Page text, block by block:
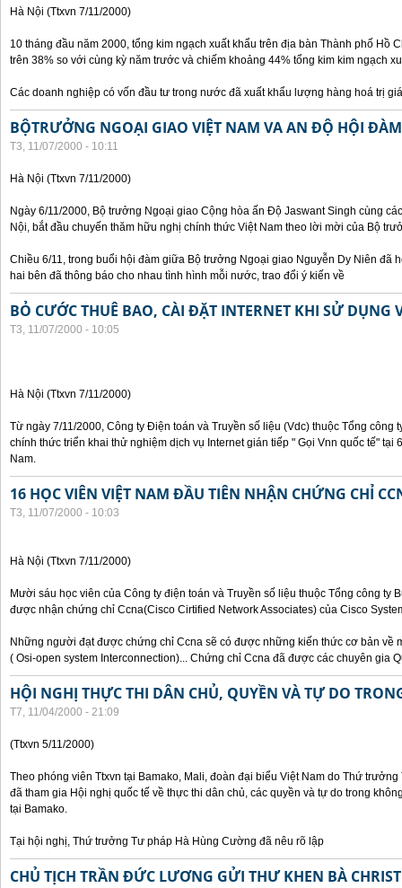
Hà Nội (Ttxvn 7/11/2000)
10 tháng đầu năm 2000, tổng kim ngạch xuất khẩu trên địa bàn Thành phố Hồ
trên 38% so với cùng kỳ năm trước và chiếm khoảng 44% tổng kim kim ngạch
Các doanh nghiệp có vốn đầu tư trong nước đã xuất khẩu lượng hàng hoá trị
BỘTRƯỞNG NGOẠI GIAO VIỆT NAM VA AN ĐỘ HỘI ĐÀM
T3, 11/07/2000 - 10:11
Hà Nội (Ttxvn 7/11/2000)
Ngày 6/11/2000, Bộ trưởng Ngoại giao Cộng hòa ấn Độ Jaswant Singh cùng
Nội, bắt đầu chuyến thăm hữu nghị chính thức Việt Nam theo lời mời của Bộ
Chiều 6/11, trong buổi hội đàm giữa Bộ trưởng Ngoại giao Nguyễn Dy Niên đã
hai bên đã thông báo cho nhau tình hình mỗi nước, trao đổi ý kiến về
BỎ CƯỚC THUÊ BAO, CÀI ĐẶT INTERNET KHI SỬ DỤNG
T3, 11/07/2000 - 10:05
Hà Nội (Ttxvn 7/11/2000)
Từ ngày 7/11/2000, Công ty Điện toán và Truyền số liệu (Vdc) thuộc Tổng công
chính thức triển khai thử nghiệm dịch vụ Internet gián tiếp " Gọi Vnn quốc tế" tại
Nam.
16 HỌC VIÊN VIỆT NAM ĐẦU TIÊN NHẬN CHỨNG CHỈ
T3, 11/07/2000 - 10:03
Hà Nội (Ttxvn 7/11/2000)
Mười sáu học viên của Công ty điện toán và Truyền số liệu thuộc Tổng công ty
được nhận chứng chỉ Ccna(Cisco Cirtified Network Associates) của Cisco
Những người đạt được chứng chỉ Ccna sẽ có được những kiến thức cơ bản về
( Osi-open system Interconnection)... Chứng chỉ Ccna đã được các chuyên gia
HỘI NGHỊ THỰC THI DÂN CHỦ, QUYỀN VÀ TỰ DO
T7, 11/04/2000 - 21:09
(Ttxvn 5/11/2000)
Theo phóng viên Ttxvn tại Bamako, Mali, đoàn đại biểu Việt Nam do Thứ
đã tham gia Hội nghị quốc tế về thực thi dân chủ, các quyền và tự do trong
tại Bamako.
Tại hội nghị, Thứ trưởng Tư pháp Hà Hùng Cường đã nêu rõ lập
CHỦ TỊCH TRẦN ĐỨC LƯƠNG GỬI THƯ KHEN BÀ